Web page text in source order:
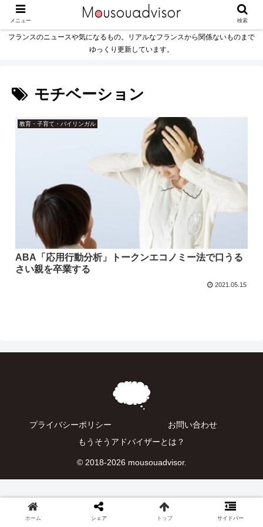
フランスのニュースや気になるもの。リアルなフランスから関係ないものまで
ゆっくり更新しています。
モチベーション
教育・子育て・バイリンガル
ABA「応用行動分析」トークンエコノミー法で口うる
さい親を卒業する
2021.05.15
プライバシーポリシー
お問い合わせ
もうそうアドバイザーとは？
© 2018-2026 mousouadvisor.
メニュー 検索
ホーム シェア トップ サイドバー